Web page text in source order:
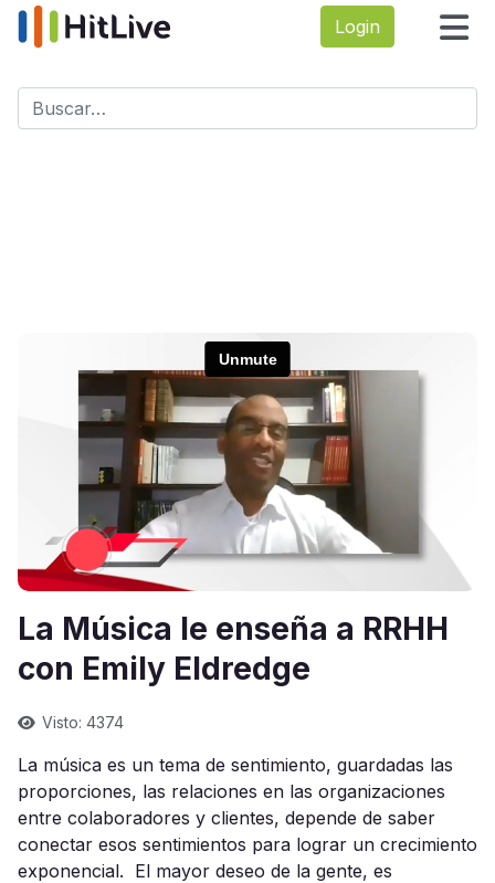
Login
Buscar
La Música le enseña a RRHH
con Emily Eldredge
Visto: 4374
La música es un tema de sentimiento, guardadas las
proporciones, las relaciones en las organizaciones
entre colaboradores y clientes, depende de saber
conectar esos sentimientos para lograr un crecimiento
exponencial. El mayor deseo de la gente, es